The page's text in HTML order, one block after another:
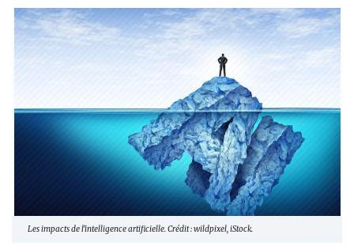
Les impacts de l'intelligence artificielle. Crédit : wildpixel, iStock.